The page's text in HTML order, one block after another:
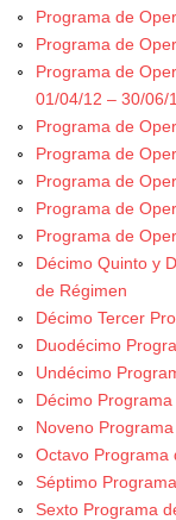
Programa de
Programa de
Programa de
01/04/12 – 30/06/
Programa de
Programa de
Programa de
Programa de
Programa de
Décimo Quinto y
de Régimen
Décimo Tercer
Duodécimo
Undécimo
Décimo
Noveno
Octavo Programa
Séptimo
Sexto Programa